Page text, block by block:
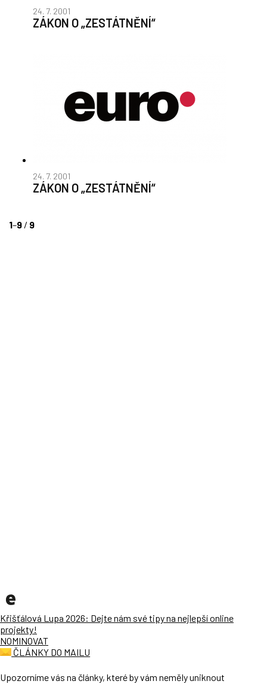
24. 7. 2001
ZÁKON O „ZESTÁTNĚNÍ“
24. 7. 2001
ZÁKON O „ZESTÁTNĚNÍ“
1–9 / 9
Křišťálová Lupa 2026: Dejte nám své tipy na nejlepší online
projekty!
NOMINOVAT
ČLÁNKY DO MAILU
Upozorníme vás na články, které by vám neměly uniknout